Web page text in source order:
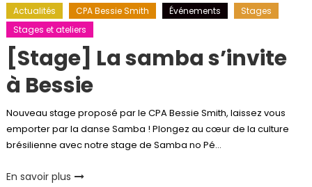
Actualités CPA Bessie Smith Événements
Stages
Stages et ateliers
[Stage] La samba s’invite
à Bessie
Nouveau stage proposé par le CPA Bessie Smith, laissez vous
emporter par la danse Samba ! Plongez au cœur de la culture
brésilienne avec notre stage de Samba no Pé…
En savoir plus